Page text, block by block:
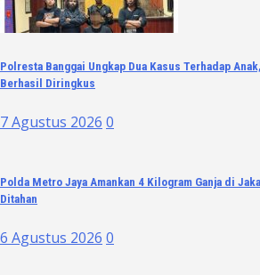
Polresta Banggai Ungkap Dua Kasus Terhadap
Berhasil Diringkus
7 Agustus 2026 0
Polda Metro Jaya Amankan 4 Kilogram Ganja di
Ditahan
6 Agustus 2026 0